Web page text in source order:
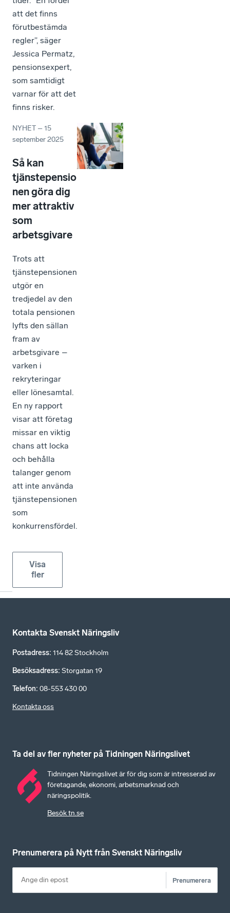
att det finns
förutbestämda
regler”, säger
Jessica Permatz,
pensionsexpert,
som samtidigt
varnar för att det
finns risker.
NYHET –15
september 2025
Så kan
tjänstepensio
nen göra dig
mer attraktiv
som
arbetsgivare
Trots att
tjänstepensionen
utgör en
tredjedel av den
totala pensionen
lyfts den sällan
fram av
arbetsgivare –
varken i
rekryteringar
eller lönesamtal.
En ny rapport
visar att företag
missar en viktig
chans att locka
och behålla
talanger genom
att inte använda
tjänstepensionen
som
konkurrensfördel.
Visa
fler
Kontakta Svenskt Näringsliv
Postadress: 114 82 Stockholm
Besöksadress: Storgatan 19
Telefon: 08-553 430 00
Kontakta oss
Ta del av fler nyheter på Tidningen Näringslivet
Tidningen Näringslivet är för dig som är intresserad av
företagande, ekonomi, arbetsmarknad och
näringspolitik.
Besök tn.se
Prenumerera på Nytt från Svenskt Näringsliv
Prenumerera